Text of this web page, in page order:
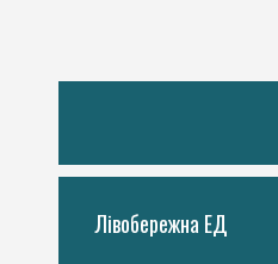
Лівобережна ЕД